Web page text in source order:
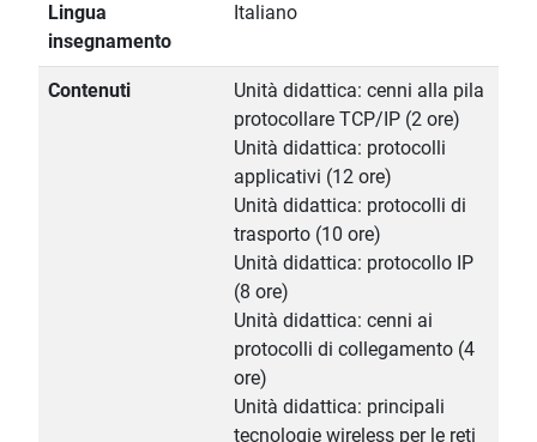
Lingua
insegnamento
Italiano
Contenuti
Unità didattica: cenni alla pila
protocollare TCP/IP (2 ore)
Unità didattica: protocolli
applicativi (12 ore)
Unità didattica: protocolli di
trasporto (10 ore)
Unità didattica: protocollo IP
(8 ore)
Unità didattica: cenni ai
protocolli di collegamento (4
ore)
Unità didattica: principali
tecnologie wireless per le reti